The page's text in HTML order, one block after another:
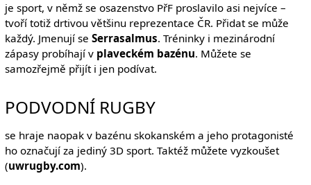
je sport, v němž se osazenstvo PřF proslavilo asi nejvíce –
tvoří totiž drtivou většinu reprezentace ČR. Přidat se může
každý. Jmenují se Serrasalmus. Tréninky i mezinárodní
zápasy probíhají v plaveckém bazénu. Můžete se
samozřejmě přijít i jen podívat.
PODVODNÍ RUGBY
se hraje naopak v bazénu skokanském a jeho protagonisté
ho označují za jediný 3D sport. Taktéž můžete vyzkoušet
(uwrugby.com).